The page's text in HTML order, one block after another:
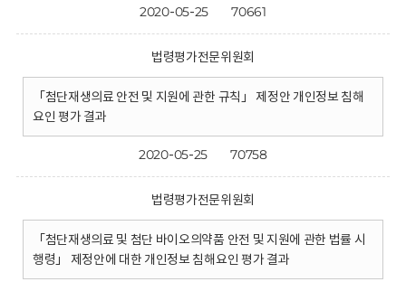
2020-05-25 70661
법령평가전문위원회
「첨단재생의료 안전 및 지원에 관한 규칙」 제정안 개인정보 침해
요인 평가 결과
2020-05-25 70758
법령평가전문위원회
「첨단재생의료 및 첨단 바이오의약품 안전 및 지원에 관한 법률 시
행령」 제정안에 대한 개인정보 침해요인 평가 결과